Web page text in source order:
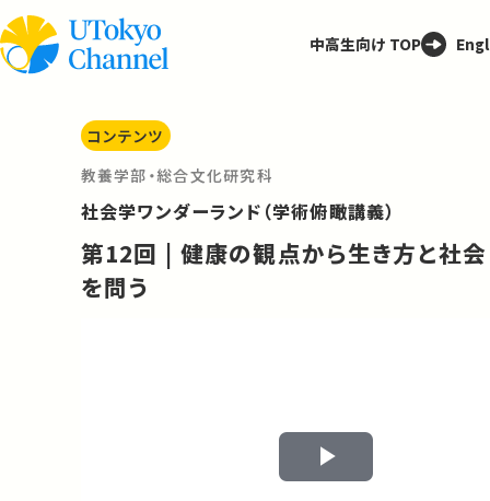
中高生向け TOP
コンテンツ
教養学部・総合文化研究科
社会学ワンダーランド（学術俯瞰講義）
第12回 | 健康の観点から生き方と社会
を問う
Play